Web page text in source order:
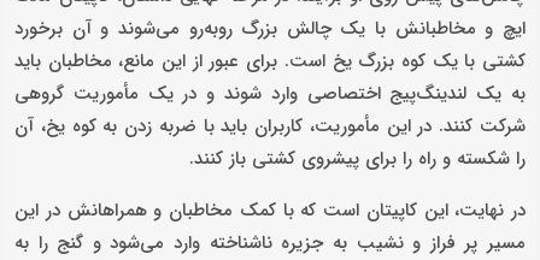
ایچ و مخاطبانش با یک چالش بزرگ روبه‌رو می‌شوند و آن برخورد
کشتی با یک کوه بزرگ یخ است. برای عبور از این مانع، مخاطبان باید
به یک لندینگ‌پیج اختصاصی وارد شوند و در یک مأموریت گروهی
شرکت کنند. در این مأموریت، کاربران باید با ضربه زدن به کوه یخ، آن
را شکسته و راه را برای پیشروی کشتی باز کنند.
در نهایت، این کاپیتان است که با کمک مخاطبان و همراهانش در این
مسیر پر فراز و نشیب به جزیره ناشناخته وارد می‌شود و گنج را به